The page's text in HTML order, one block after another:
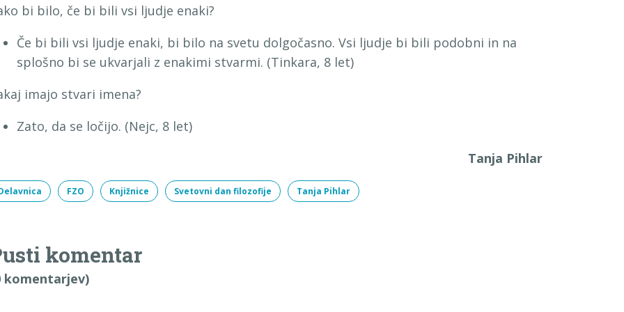
bi bilo, če bi bili vsi ljudje enaki?
Če bi bili vsi ljudje enaki, bi bilo na svetu dolgočasno. Vsi ljudje bi bili podobni in na
splošno bi se ukvarjali z enakimi stvarmi. (Tinkara, 8 let)
imajo stvari imena?
Zato, da se ločijo. (Nejc, 8 let)
Tanja Pihlar
FZO Knjižnice Svetovni dan filozofije Tanja Pihlar
komentar
komentarjev)